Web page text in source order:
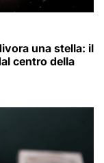
una stella: il
centro della